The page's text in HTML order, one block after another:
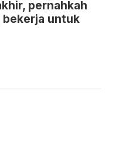
pernahkah
bekerja untuk